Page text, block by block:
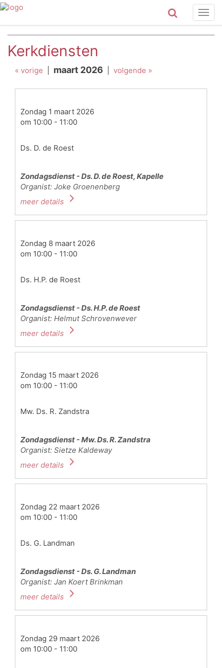
Kerkdiensten
« vorige maart 2026 volgende »
Zondag 1 maart 2026
om 10:00 - 11:00
Ds. D. de Roest
Zondagsdienst - Ds. D. de Roest, Kapelle
Organist: Joke Groenenberg
meer details
Zondag 8 maart 2026
om 10:00 - 11:00
Ds. H.P. de Roest
Zondagsdienst - Ds. H.P. de Roest
Organist: Helmut Schrovenwever
meer details
Zondag 15 maart 2026
om 10:00 - 11:00
Mw. Ds. R. Zandstra
Zondagsdienst - Mw. Ds. R. Zandstra
Organist: Sietze Kaldeway
meer details
Zondag 22 maart 2026
om 10:00 - 11:00
Ds. G. Landman
Zondagsdienst - Ds. G. Landman
Organist: Jan Koert Brinkman
meer details
Zondag 29 maart 2026
om 10:00 - 11:00